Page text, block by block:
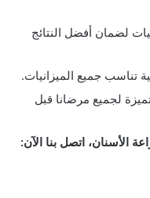
لضمان أفضل النتائج
تناسب جميع الميزانيات.
لجميع مرضانا قبل
الأسنان، اتصل بنا الآن: